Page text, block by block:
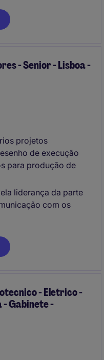
- Senior - Lisboa -
projetos
de execução
para produção de
liderança da parte
com os
- Eletrico -
- Gabinete -